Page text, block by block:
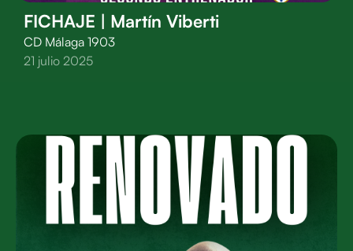
FICHAJE | Martín Viberti
CD Málaga 1903
21 julio 2025